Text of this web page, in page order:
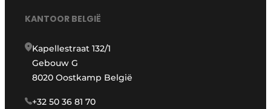
KANTOOR BELGIË
Kapellestraat 132/1
Gebouw G
8020 Oostkamp België
+32 50 36 81 70